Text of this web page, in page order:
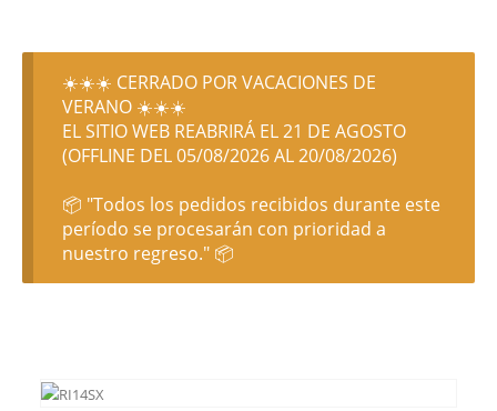
☀️☀️☀️ CERRADO POR VACACIONES DE
VERANO ☀️☀️☀️
EL SITIO WEB REABRIRÁ EL 21 DE AGOSTO
(OFFLINE DEL 05/08/2026 AL 20/08/2026)
📦 "Todos los pedidos recibidos durante este
período se procesarán con prioridad a
nuestro regreso." 📦